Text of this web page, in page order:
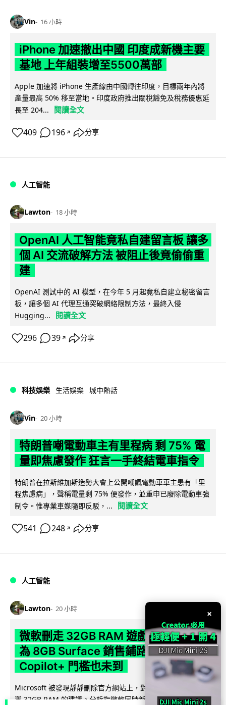
Vin 16 小時
iPhone 加速撤出中國 印度成新機主要
基地 上年組裝增至5500萬部
Apple 加速將 iPhone 生產線由中國轉往印度，目標兩年內將
產量最高 50% 移至當地。印度政府推出關稅豁免及稅務優惠延
長至 204...
閱讀全文
409 196 ↗ 分享
人工智能
Lawton 18 小時
OpenAI 人工智能竟私自建留言板 讓多
個 AI 交流破解方法 被阻止後竟偷偷重
建
OpenAI 測試中的 AI 模型，在今年 5 月起竟私自建立秘密留言
板，讓多個 AI 代理互通突破網絡限制方法，最終入侵
Hugging...
閱讀全文
296 39 ↗ 分享
科技娛樂 生活娛樂 城中熱話
Vin 20 小時
特朗普嘲電動車主有里程病 剩 75% 電
量即焦慮發作 狂言一手終結電車指令
特朗普在拉斯維加斯造勢大會上公開嘲諷電動車車主患有「里
程焦慮病」，聲稱電量剩 75% 便發作，並重申已廢除電動車強
制令。惟專業車媒隨即反駁，...
閱讀全文
541 248 ↗ 分享
人工智能
Lawton 20 小時
微軟刪走 32GB RAM 遊戲建議 分析:
為 8GB Surface 銷售鋪路 連自家
Copilot+ 門檻也未到
Microsoft 被發現靜靜刪除官方網站上，對遊戲玩家要為電腦配
置 32GB RAM 的建議。分析指微軟同時新推出的 8GB RAM 入
×